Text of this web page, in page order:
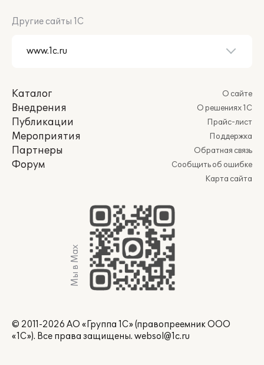
Другие сайты 1С
Каталог
Внедрения
Публикации
Мероприятия
Партнеры
Форум
О сайте
О решениях 1С
Прайс-лист
Поддержка
Обратная связь
Сообщить об ошибке
Карта сайта
Мы в Max
© 2011-2026 АО «Группа 1С» (правопреемник ООО
«1С»). Все права защищены. websol@1c.ru